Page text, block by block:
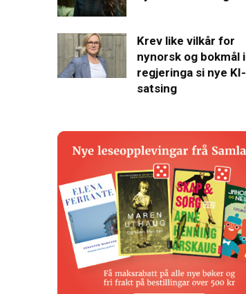
Krev like vilkår for
nynorsk og bokmål i
regjeringa si nye KI-
satsing